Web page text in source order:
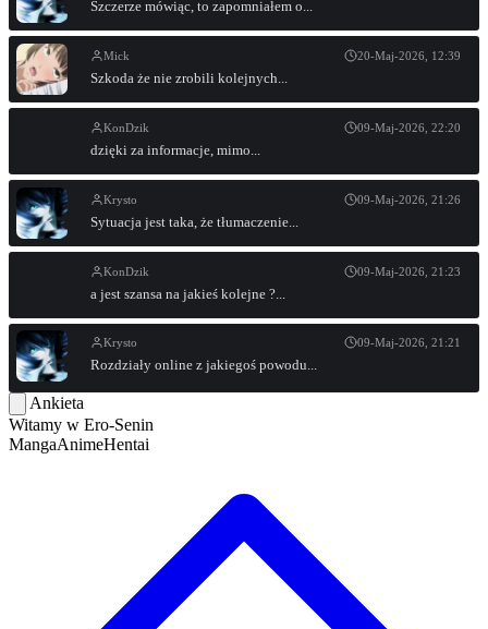
Szczerze mówiąc, to zapomniałem o...
Mick 20-Maj-2026, 12:39
Szkoda że nie zrobili kolejnych...
KonDzik 09-Maj-2026, 22:20
dzięki za informacje, mimo...
Krysto 09-Maj-2026, 21:26
Sytuacja jest taka, że tłumaczenie...
KonDzik 09-Maj-2026, 21:23
a jest szansa na jakieś kolejne ?...
Krysto 09-Maj-2026, 21:21
Rozdziały online z jakiegoś powodu...
Ankieta
Witamy w Ero-Senin
MangaAnimeHentai